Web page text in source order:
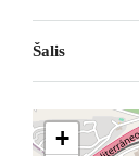
Šalis
+